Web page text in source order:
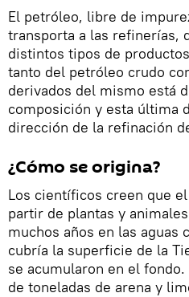
El petróleo, libre de
transporta a las refinerías,
distintos tipos de
tanto del petróleo crudo
derivados del mismo está
composición y esta última
dirección de la refinación
¿Cómo se origina?
Los científicos creen que
partir de plantas y
muchos años en las aguas
cubría la superficie de la
se acumularon en el
de toneladas de arena y